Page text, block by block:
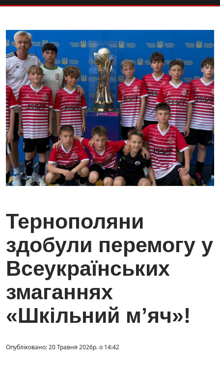
Тернополяни
здобули перемогу у
Всеукраїнських
змаганнях
«Шкільний м’яч»!
Опубліковано: 20 Травня 2026р. о 14:42